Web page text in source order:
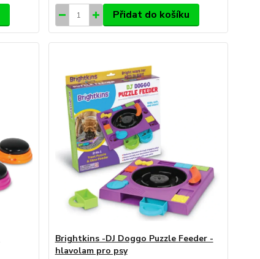
Přidat do košíku
Brightkins -DJ Doggo Puzzle Feeder -
hlavolam pro psy